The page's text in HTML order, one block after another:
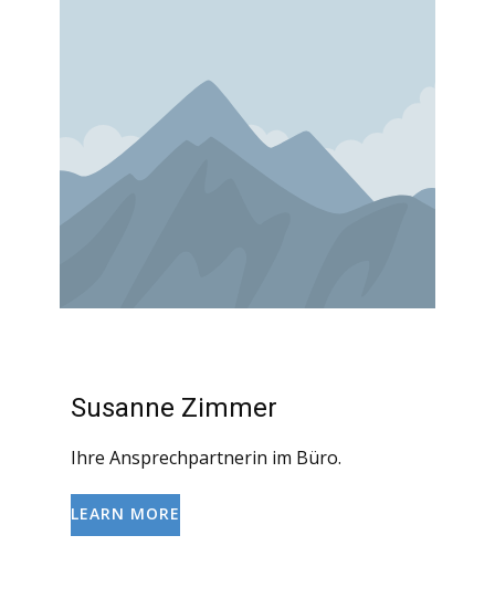
Susanne Zimmer
Ihre Ansprechpartnerin im Büro.
LEARN MORE